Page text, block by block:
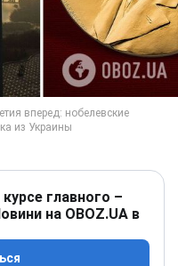
главного –
на OBOZ.UA в